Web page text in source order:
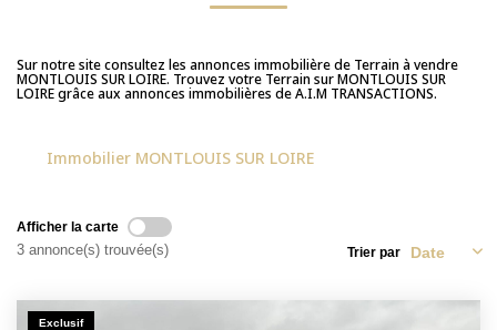
Nos Témoignages
Nos Partenaires
Sur notre site consultez les annonces immobilière de Terrain à vendre
MONTLOUIS SUR LOIRE. Trouvez votre Terrain sur MONTLOUIS SUR
LOIRE grâce aux annonces immobilières de A.I.M TRANSACTIONS.
Immobilier MONTLOUIS SUR LOIRE
Afficher la carte
3 annonce(s) trouvée(s) Trier par
Exclusif